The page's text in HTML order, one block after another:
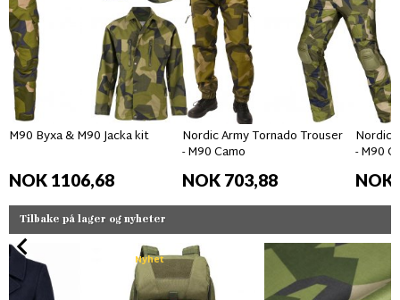
M90 Byxa & M90 Jacka kit
NOK 1106,68
Nordic Army Tornado Trouser
- M90 Camo
NOK 703,88
Nordic
- M90
NOK
Tilbake på lager og nyheter
Nyhet